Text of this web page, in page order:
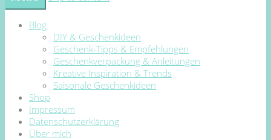
Blog
DIY & Geschenkideen
Geschenk-Tipps & Empfehlungen
Geschenkverpackung & Anleitungen
Kreative Inspiration & Trends
Saisonale Geschenkideen
Shop
Impressum
Datenschutzerklärung
Über mich